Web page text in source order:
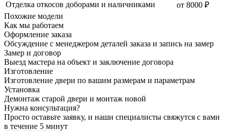
Отделка откосов доборами и наличниками
от 8000 ₽
Похожие модели
Как мы работаем
Оформление заказа
Обсуждение с менеджером деталей заказа и запись на замер
Замер и договор
Выезд мастера на объект и заключение договора
Изготовление
Изготовление двери по вашим размерам и параметрам
Установка
Демонтаж старой двери и монтаж новой
Нужна консультация?
Просто оставьте заявку, и наши специалисты свяжутся с вами
в течение 5 минут